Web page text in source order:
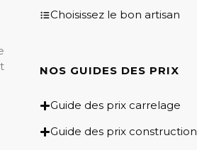
Choisissez le bon artisan
NOS GUIDES DES PRIX​
Guide des prix carrelage
Guide des prix construction